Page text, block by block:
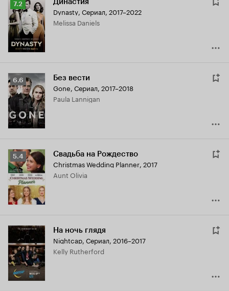
Рейтинг
Кинопоиска
7.2
7.2
Dynasty, Сериал, 2017–2022
Melissa Daniels
Рейтинг
Кинопоиска
6.6
6.6 Без вести
Gone, Сериал, 2017–2018
Paula Lannigan
Рейтинг
Кинопоиска
5.4
5.4 Свадьба на Рождество
Christmas Wedding Planner, 2017
Aunt Olivia
На ночь глядя
Nightcap, Сериал, 2016–2017
Kelly Rutherford